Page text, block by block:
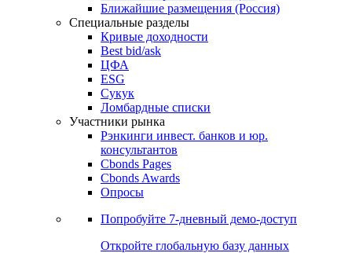
Ближайшие размещения (Россия)
Специальные разделы
Кривые доходности
Best bid/ask
ЦФА
ESG
Сукук
Ломбардные списки
Участники рынка
Рэнкинги инвест. банков и юр.
консультантов
Cbonds Pages
Cbonds Awards
Опросы
Попробуйте 7-дневный демо-доступ
Откройте глобальную базу данных